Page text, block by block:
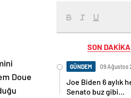
Doue
SON DAKİKA
GÜNDEM 09 Ağustos
Joe Biden 6 aylık
Senato buz gibi…